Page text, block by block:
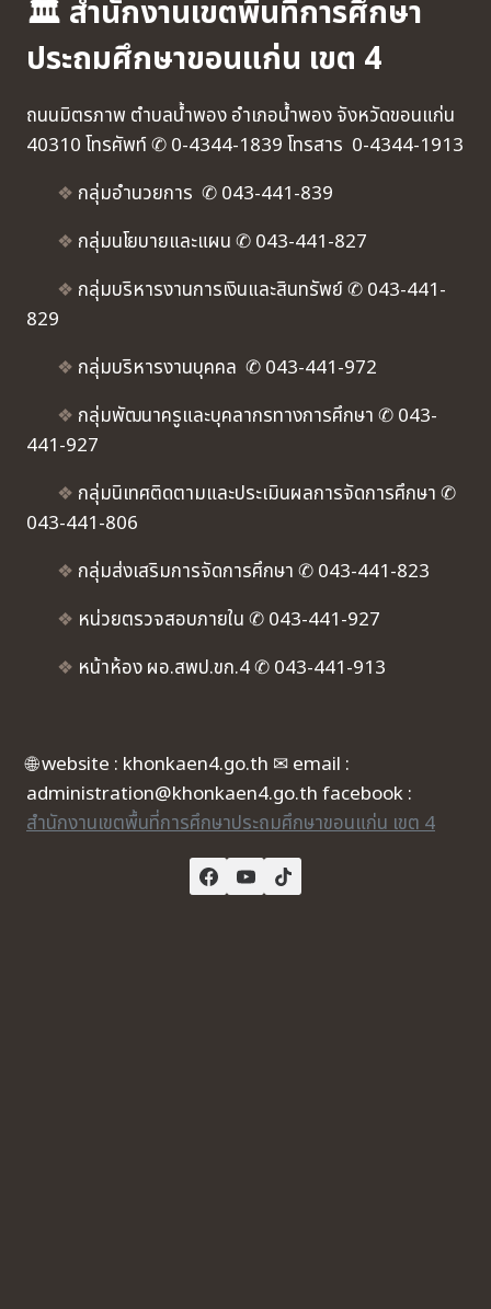
🏛 สำนักงานเขตพื้นที่การศึกษา
ประถมศึกษาขอนแก่น เขต 4
ถนนมิตรภาพ ตำบลน้ำพอง อำเภอน้ำพอง จังหวัดขอนแก่น
40310 โทรศัพท์ ✆ 0-4344-1839 โทรสาร 0-4344-1913
❖ กลุ่มอำนวยการ ✆ 043-441-839
❖ กลุ่มนโยบายและแผน ✆ 043-441-827
❖ กลุ่มบริหารงานการเงินและสินทรัพย์ ✆ 043-441-
829
❖ กลุ่มบริหารงานบุคคล ✆ 043-441-972
❖ กลุ่มพัฒนาครูและบุคลากรทางการศึกษา ✆ 043-
441-927
❖ กลุ่มนิเทศติดตามและประเมินผลการจัดการศึกษา ✆
043-441-806
❖ กลุ่มส่งเสริมการจัดการศึกษา ✆ 043-441-823
❖ หน่วยตรวจสอบภายใน ✆ 043-441-927
❖ หน้าห้อง ผอ.สพป.ขก.4 ✆ 043-441-913
🌐 website : khonkaen4.go.th ✉ email :
administration@khonkaen4.go.th facebook :
สำนักงานเขตพื้นที่การศึกษาประถมศึกษาขอนแก่น เขต 4